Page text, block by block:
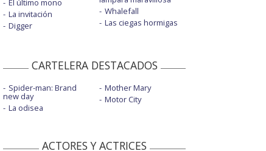
El último mono
La invitación
Digger
Whalefall
Las ciegas hormigas
CARTELERA DESTACADOS
Spider-man: Brand
new day
La odisea
Mother Mary
Motor City
ACTORES Y ACTRICES